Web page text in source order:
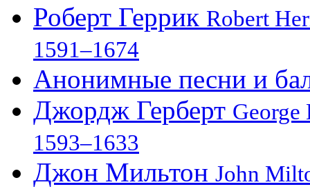
Роберт Геррик Robert
1591–1674
Анонимные песни и
Джордж Герберт George
1593–1633
Джон Мильтон John